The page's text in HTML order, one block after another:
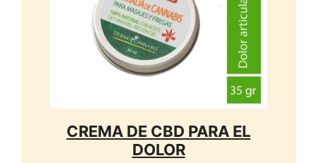
CREMA DE CBD PARA EL
DOLOR